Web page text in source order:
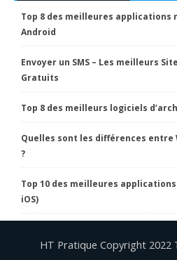
Top 8 des meilleures applications
Android
Envoyer un SMS – Les meilleurs
Gratuits
Top 8 des meilleurs logiciels
Quelles sont les différences entre
?
Top 10 des meilleures
iOS)
HT Pratique Copyright 2022